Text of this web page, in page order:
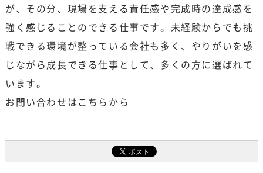
が、その分、現場を支える責任感や完成時の達成感を
強く感じることのできる仕事です。未経験からでも挑
戦できる環境が整っている会社も多く、やりがいを感
じながら成長できる仕事として、多くの方に選ばれて
います。
お問い合わせはこちらから